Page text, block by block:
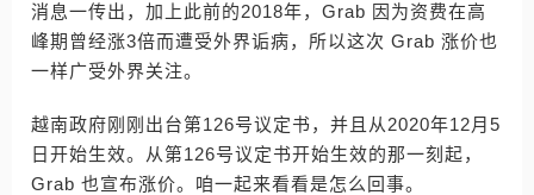
消息一传出，加上此前的2018年，Grab 因为资费在高
峰期曾经涨3倍而遭受外界诟病，所以这次 Grab 涨价也
一样广受外界关注。
越南政府刚刚出台第126号议定书，并且从2020年12月5
日开始生效。从第126号议定书开始生效的那一刻起，
Grab 也宣布涨价。咱一起来看看是怎么回事。